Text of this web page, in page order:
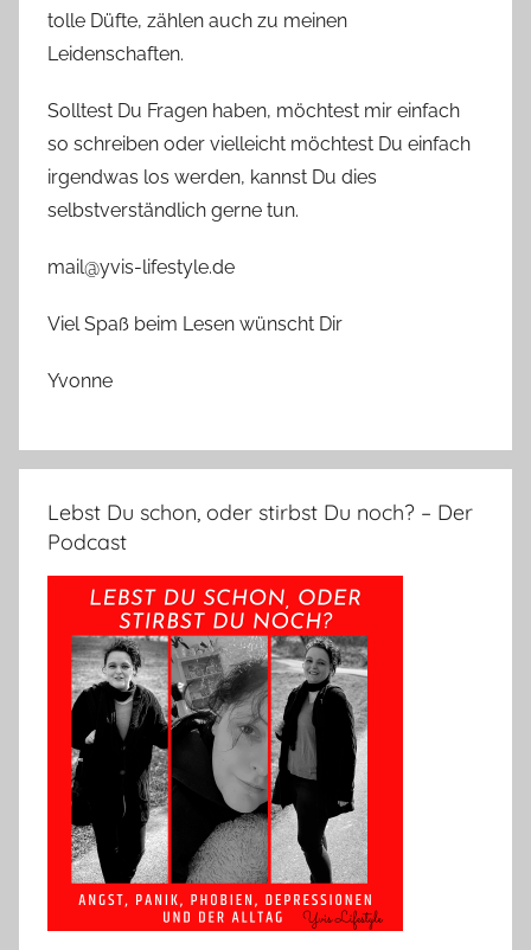
tolle Düfte, zählen auch zu meinen
Leidenschaften.
Solltest Du Fragen haben, möchtest mir einfach
so schreiben oder vielleicht möchtest Du einfach
irgendwas los werden, kannst Du dies
selbstverständlich gerne tun.
mail@yvis-lifestyle.de
Viel Spaß beim Lesen wünscht Dir
Yvonne
Lebst Du schon, oder stirbst Du noch? – Der
Podcast